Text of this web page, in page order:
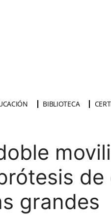
BIBLIOTECA
grandes